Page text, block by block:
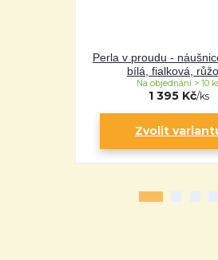
Perla v proudu -
bílá, fialková,
1 395 Kč/ks
Na objednání > 10
Zvolit